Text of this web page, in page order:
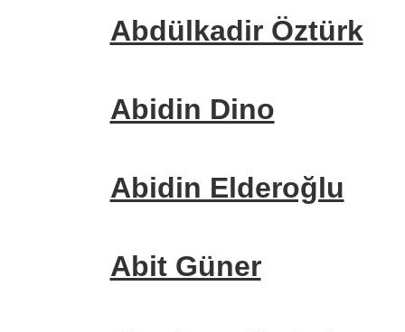
Abdülkadir Öztürk
Abidin Dino
Abidin Elderoğlu
Abit Güner